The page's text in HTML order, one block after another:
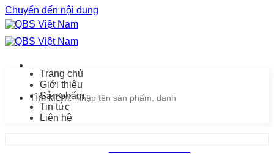
Chuyển đến nội dung
Tìm kiếm:
Trang chủ
Giới thiệu
Sản phẩm
Tin tức
Liên hệ